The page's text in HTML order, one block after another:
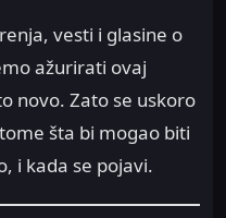
vesti i glasine o
ažurirati ovaj
novo. Zato se uskoro
šta bi mogao biti
i kada se pojavi.